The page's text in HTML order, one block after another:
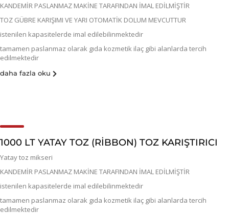
KANDEMİR PASLANMAZ MAKİNE TARAFINDAN İMAL EDİLMİŞTİR
TOZ GÜBRE KARIŞIMI VE YARI OTOMATİK DOLUM MEVCUTTUR
istenilen kapasitelerde imal edilebilinmektedir
tamamen paslanmaz olarak gıda kozmetik ilaç gibi alanlarda tercih
edilmektedir
daha fazla oku
1000 LT YATAY TOZ (RİBBON) TOZ KARIŞTIRICI
Yatay toz mikseri
KANDEMİR PASLANMAZ MAKİNE TARAFINDAN İMAL EDİLMİŞTİR
istenilen kapasitelerde imal edilebilinmektedir
tamamen paslanmaz olarak gıda kozmetik ilaç gibi alanlarda tercih
edilmektedir